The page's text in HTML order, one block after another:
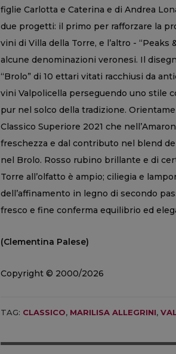
figlie Carlotta e Caterina e di Andrea
due progetti: il primo per rafforzare la
vini di Villa della Torre, e l’altro -
alcune denominazioni veronesi. Il
“Brolo” di 10 ettari vitati racchiusi da
vini Valpolicella perseguendo uno stile
pur nel solco della tradizione.
Classico Superiore 2021 che
freschezza e dal contributo nel blend
nel Brolo. Rosso rubino brillante e di
Torre all’olfatto è ampio; ciliegia e
dell’affinamento in legno di secondo
fresco e fine conferma equilibrio ed
(Clementina Palese)
Copyright © 2000/2026
TAG: CLASSICO, MARILISA ALLEGRINI,